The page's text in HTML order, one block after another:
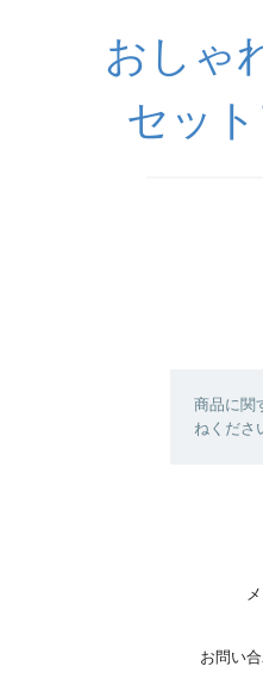
おしゃ
セッ
商品に関
ねくださ
お問い